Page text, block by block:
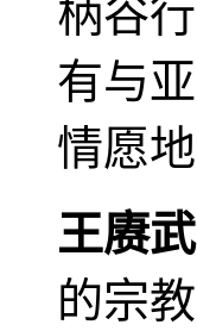
柄谷
有与
情愿
王赓武
的宗